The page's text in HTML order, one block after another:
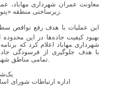
معاونت عمران شهرداری مهاباد،
زیرساختی منطقه «پتوبافی» را در دستور کار قرار داد.
بهبود کیفیت جاده‌ها در این
شهرداری مهاباد اعلام کرد که
با هدف جلوگیری از فرسودگی
تمامی مناطق شهر با دقت فنی بالا دنبال می‌شود.
📆 یک‌شنبه ۳۱ خرداد
📍 اداره ارتباطات شورای